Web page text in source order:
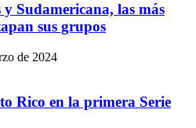
Sudamericana, las más
sus grupos
de 2024
Rico en la primera Serie